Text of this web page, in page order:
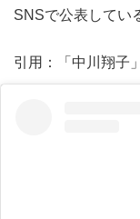
SNSで公表してい
引用：「中川翔子